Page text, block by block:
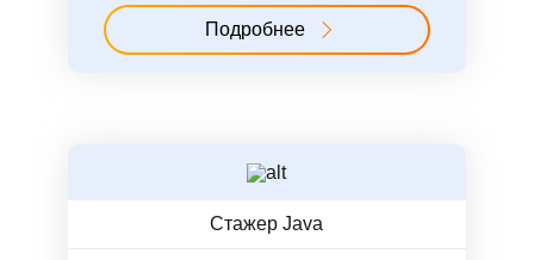
Подробнее
Стажер Java